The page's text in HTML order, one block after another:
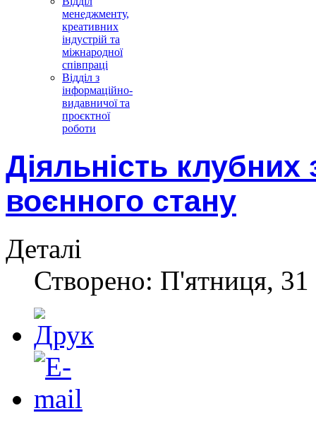
менеджменту,
креативних
індустрій та
міжнародної
співпраці
Відділ з
інформаційно-
видавничої та
проєктної
роботи
Діяльність клубних
воєнного стану
Деталі
Створено: П'ятниця, 31